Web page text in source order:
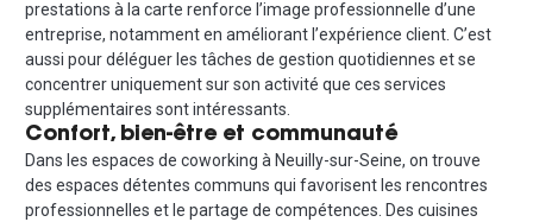
prestations à la carte renforce l’image professionnelle d’une
entreprise, notamment en améliorant l’expérience client. C’est
aussi pour déléguer les tâches de gestion quotidiennes et se
concentrer uniquement sur son activité que ces services
supplémentaires sont intéressants.
Confort, bien-être et communauté
Dans les espaces de coworking à Neuilly-sur-Seine, on trouve
des espaces détentes communs qui favorisent les rencontres
professionnelles et le partage de compétences. Des cuisines